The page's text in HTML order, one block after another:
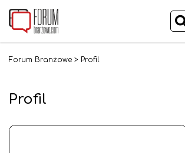
Forum Branżowe > Profil
Profil